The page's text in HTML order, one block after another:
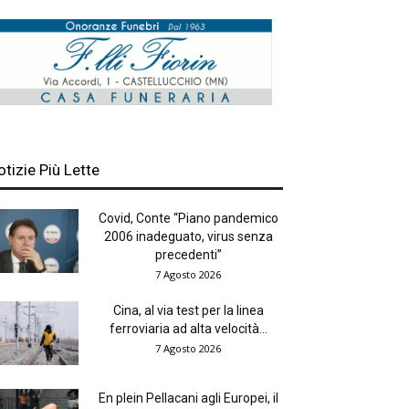
Più Lette
Covid, Conte “Piano pandemico
2006 inadeguato, virus senza
precedenti”
7 Agosto 2026
Cina, al via test per la linea
ferroviaria ad alta velocità...
7 Agosto 2026
En plein Pellacani agli Europei, il